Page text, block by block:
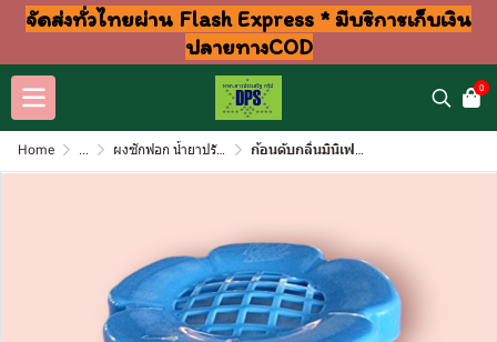
จัดส่งทั่วไทยผ่าน Flash Express * มีบริการเก็บเงิน
ปลายทางCOD
0
Home ... ผงซักฟอก น้ำยาปรับผ้านุ่ม ล้างจาน ถูพื้น ก้อนดับกลิ่นมินิเฟท60กรัม ( แพ็ค6) ฟ้า